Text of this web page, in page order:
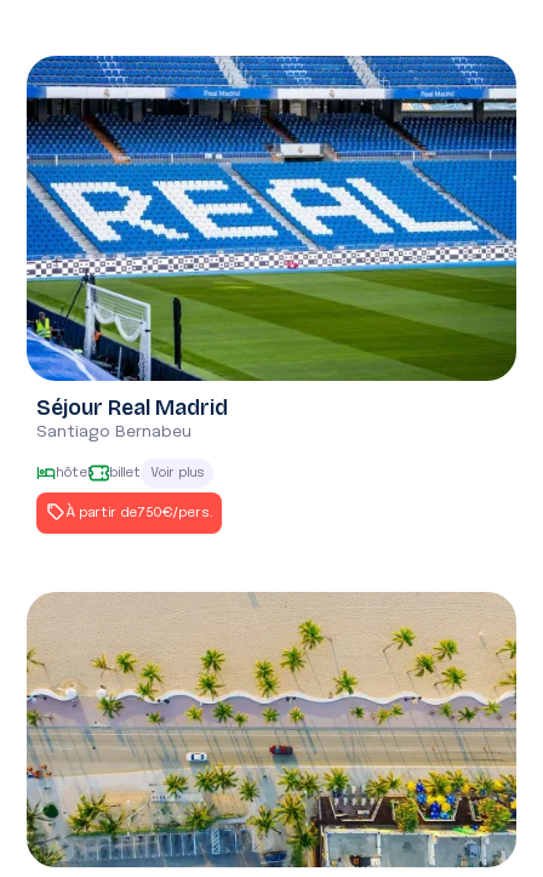
Forte demande
Séjour Real Madrid
Santiago Bernabeu
hôtel billet Voir plus
À partir de750€/pers.